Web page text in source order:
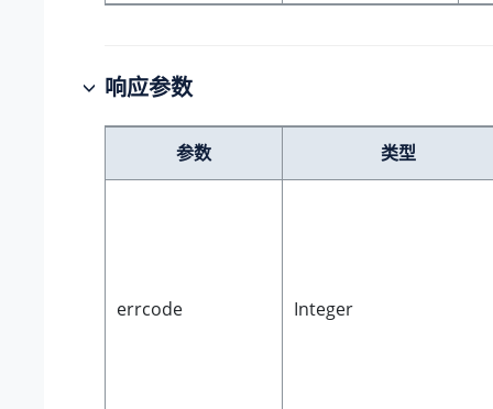
响应参数
参数 类型
errcode Integer